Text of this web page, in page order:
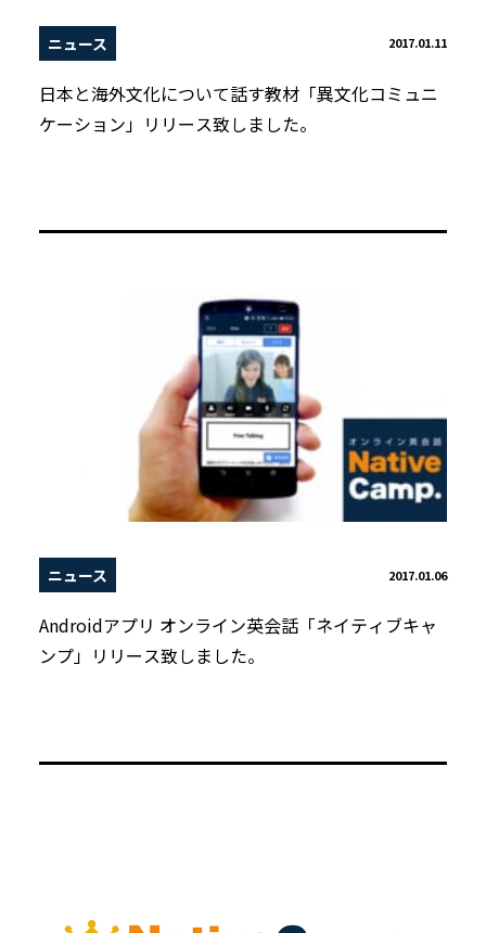
ニュース 2017.01.11
日本と海外文化について話す教材「異文化コミュニ
ケーション」リリース致しました。
ニュース 2017.01.06
Androidアプリ オンライン英会話「ネイティブキャ
ンプ」リリース致しました。